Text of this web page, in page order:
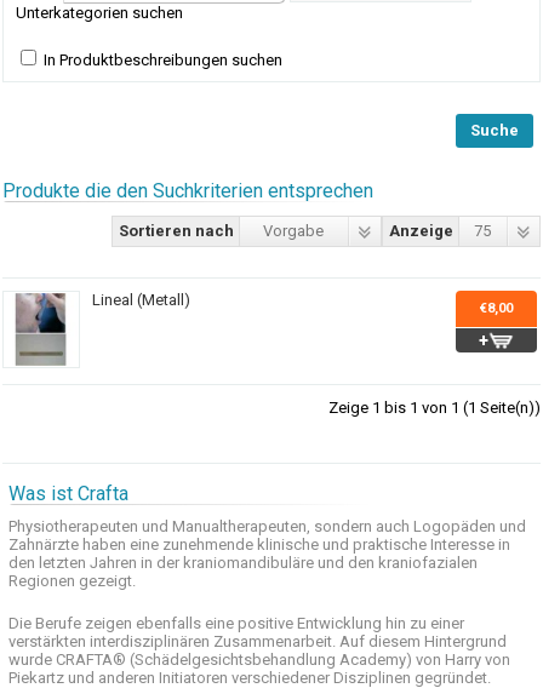
Unterkategorien suchen
In Produktbeschreibungen suchen
Produkte die den Suchkriterien entsprechen
Anzeige 75
Sortieren nach Vorgabe
Lineal (Metall) €8,00
Zeige 1 bis 1 von 1 (1 Seite(n))
Was ist Crafta
Physiotherapeuten und Manualtherapeuten, sondern auch Logopäden und
Zahnärzte haben eine zunehmende klinische und praktische Interesse in
den letzten Jahren in der kraniomandibuläre und den kraniofazialen
Regionen gezeigt.
Die Berufe zeigen ebenfalls eine positive Entwicklung hin zu einer
verstärkten interdisziplinären Zusammenarbeit. Auf diesem Hintergrund
wurde CRAFTA® (Schädelgesichtsbehandlung Academy) von Harry von
Piekartz und anderen Initiatoren verschiedener Disziplinen gegründet.